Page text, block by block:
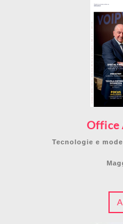
Office
Tecnologie e